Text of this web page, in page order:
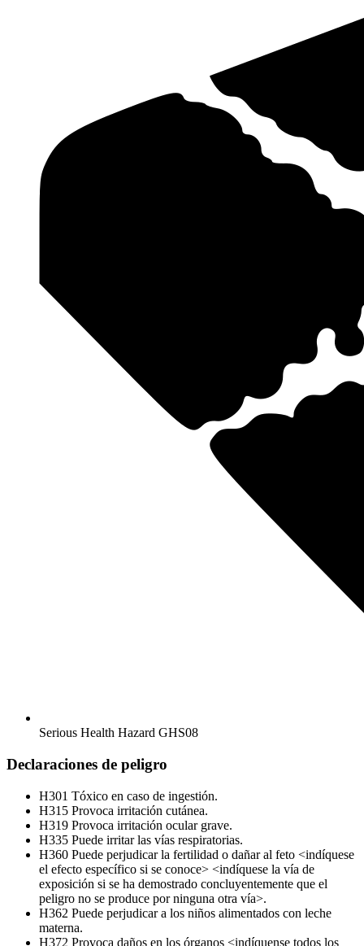
Serious Health Hazard GHS08
Declaraciones de peligro
H301 Tóxico en caso de ingestión.
H315 Provoca irritación cutánea.
H319 Provoca irritación ocular grave.
H335 Puede irritar las vías respiratorias.
H360 Puede perjudicar la fertilidad o dañar al feto <indíquese
el efecto específico si se conoce> <indíquese la vía de
exposición si se ha demostrado concluyentemente que el
peligro no se produce por ninguna otra vía>.
H362 Puede perjudicar a los niños alimentados con leche
materna.
H372 Provoca daños en los órganos <indíquense todos los